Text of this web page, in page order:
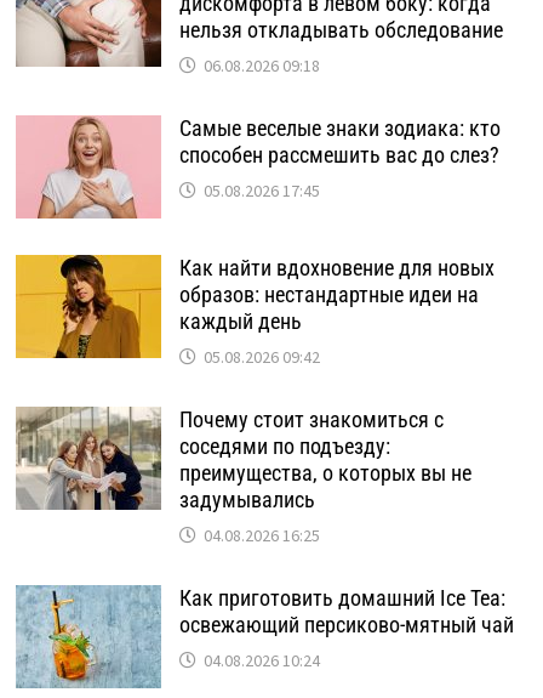
нельзя откладывать обследование
06.08.2026 09:18
Самые веселые знаки зодиака: кто
способен рассмешить вас до слез?
05.08.2026 17:45
Как найти вдохновение для новых
образов: нестандартные идеи на
каждый день
05.08.2026 09:42
Почему стоит знакомиться с
соседями по подъезду:
преимущества, о которых вы не
задумывались
04.08.2026 16:25
Как приготовить домашний Ice Tea:
освежающий персиково-мятный чай
04.08.2026 10:24